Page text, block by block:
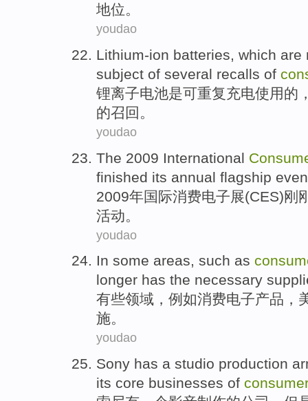
地位。
youdao
Lithium-ion batteries, which are
subject of several recalls of
锂离子电池是可重复充电使用的
的召回 。
youdao
The 2009 International
finished its annual flagship
2009年国际消费电子展(CES)刚
活动 。
youdao
In some areas, such as
longer has the necessary
有些领域 ， 例如消费电子产品 ，
施。
youdao
Sony has a studio production
its core businesses of